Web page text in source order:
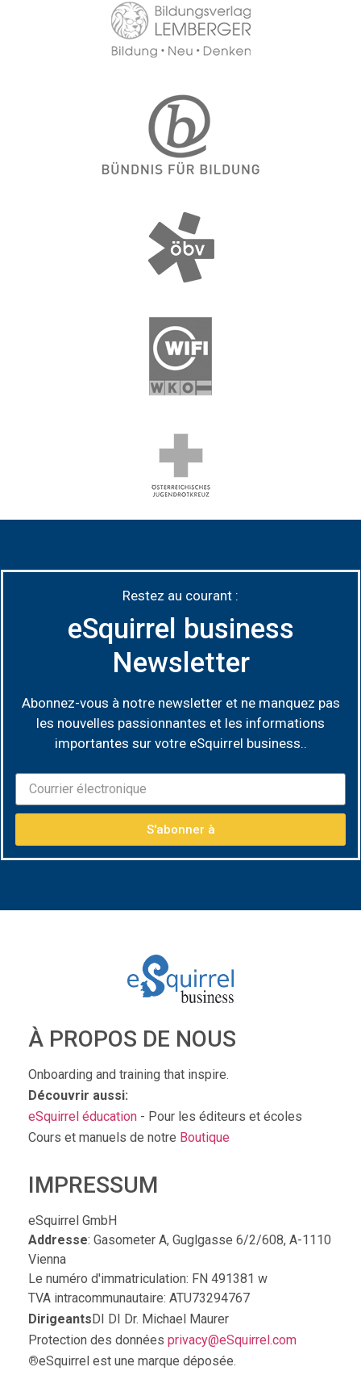
Restez au courant :
eSquirrel business
Newsletter
Abonnez-vous à notre newsletter et ne manquez pas
les nouvelles passionnantes et les informations
importantes sur votre eSquirrel business..
S'abonner à
À PROPOS DE NOUS
Onboarding and training that inspire.
Découvrir aussi:
eSquirrel éducation - Pour les éditeurs et écoles
Cours et manuels de notre Boutique
IMPRESSUM
eSquirrel GmbH
Addresse: Gasometer A, Guglgasse 6/2/608, A-1110
Vienna
Le numéro d'immatriculation: FN 491381 w
TVA intracommunautaire: ATU73294767
DirigeantsDI DI Dr. Michael Maurer
Protection des données privacy@eSquirrel.com
®eSquirrel est une marque déposée.